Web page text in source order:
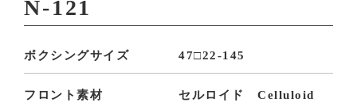
N-121
ボクシングサイズ 47□22-145
フロント素材 セルロイド Celluloid